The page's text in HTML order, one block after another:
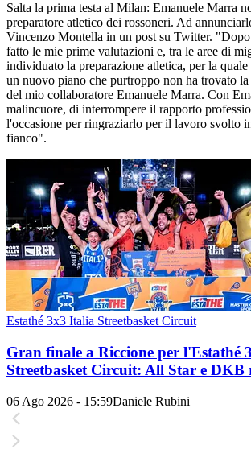
Salta la prima testa al Milan: Emanuele Marra
preparatore atletico dei rossoneri. Ad
Vincenzo Montella in un post su Twitter.
fatto le mie prime valutazioni e, tra le aree di
individuato la preparazione atletica, per la
un nuovo piano che purtroppo non ha trovato
del mio collaboratore Emanuele Marra. Con
malincuore, di interrompere il rapporto
l'occasione per ringraziarlo per il lavoro svolto
fianco".
Estathé 3x3 Italia Streetbasket Circuit
Gran finale a Riccione per l'Estathé
Streetbasket Circuit: All Star e DKB
06 Ago 2026 - 15:59Daniele Rubini